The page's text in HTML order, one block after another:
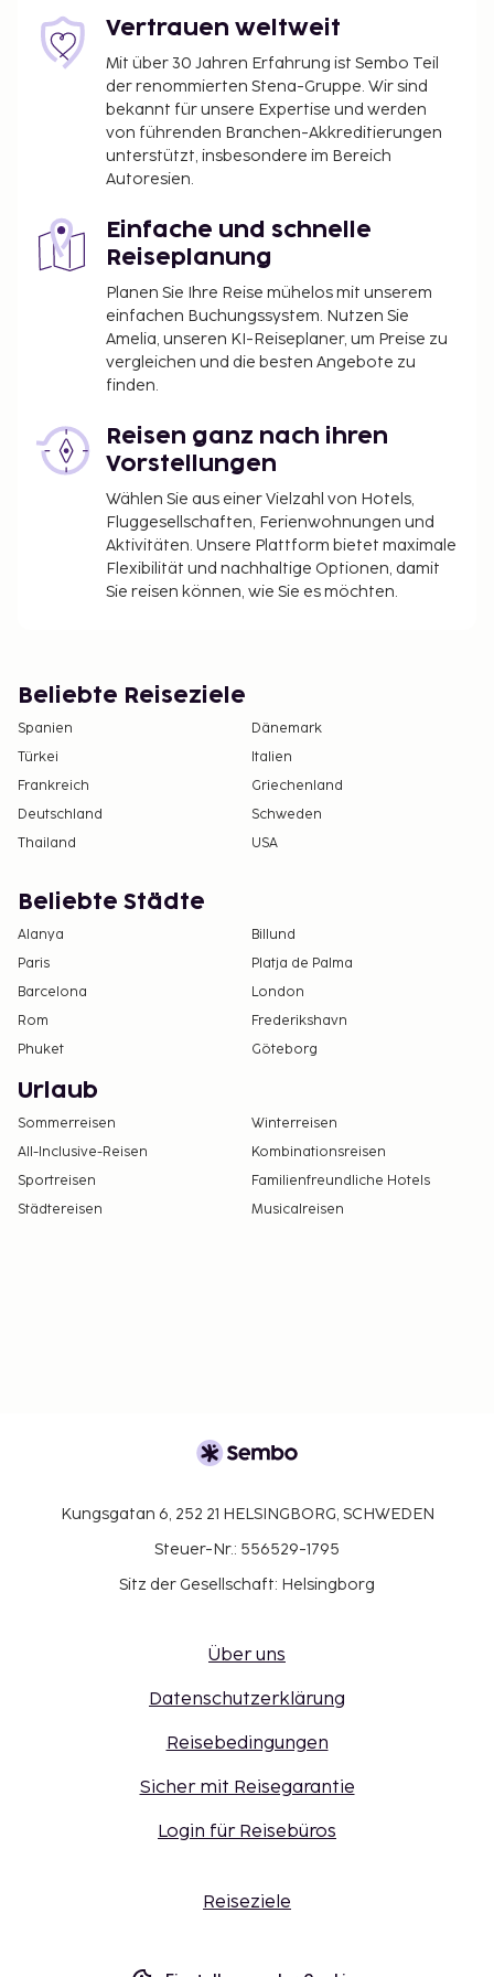
Speisen. Entspann dich mit einem erfrischenden
Getränk an der Bar/Lounge oder der Poolbar. Ein
inbegriffenes Frühstücksbuffet wird täglich von
07:00 Uhr bis 10:00 Uhr angeboten.
Du wirst gebeten, die folgenden Gebühren direkt in
der Unterkunft zu zahlen. Gebühren beinhalten
Barkaution für Schäden: 50 EUR pro Aufenthalt
Die Stadtverwaltung erhebt eine
Tourismusabgabe von 1.53 EUR pro Person/pro
Nacht.
Diese Liste enthält alle Gebühren, die uns von der
Unterkunft mitgeteilt wurden.
In dieser Unterkunft sind keine Haustiere
gestattet, auch keine ausgebildeten Tiere wie z.
B. Blindenhunde.
Vertrauen weltweit
Mit über 30 Jahren Erfahrung ist Sembo Teil
der renommierten Stena-Gruppe. Wir sind
bekannt für unsere Expertise und werden
von führenden Branchen-Akkreditierungen
unterstützt, insbesondere im Bereich
Autoresien.
Einfache und schnelle
Reiseplanung
Planen Sie Ihre Reise mühelos mit unserem
einfachen Buchungssystem. Nutzen Sie
Amelia, unseren KI-Reiseplaner, um Preise zu
vergleichen und die besten Angebote zu
finden.
Reisen ganz nach ihren
Vorstellungen
Wählen Sie aus einer Vielzahl von Hotels,
Fluggesellschaften, Ferienwohnungen und
Aktivitäten. Unsere Plattform bietet maximale
Flexibilität und nachhaltige Optionen, damit
Sie reisen können, wie Sie es möchten.
Beliebte Reiseziele
Spanien
Dänemark
Türkei
Italien
Frankreich
Griechenland
Deutschland
Schweden
Thailand
USA
Beliebte Städte
Alanya
Billund
Paris
Platja de Palma
Barcelona
London
Rom
Frederikshavn
Phuket
Göteborg
Urlaub
Sommerreisen
Winterreisen
All-Inclusive-Reisen
Kombinationsreisen
Sportreisen
Familienfreundliche Hotels
Städtereisen
Musicalreisen
Kungsgatan 6, 252 21 HELSINGBORG, SCHWEDEN
Steuer-Nr.: 556529-1795
Sitz der Gesellschaft: Helsingborg
Über uns
Datenschutzerklärung
Reisebedingungen
Sicher mit Reisegarantie
Login für Reisebüros
Reiseziele